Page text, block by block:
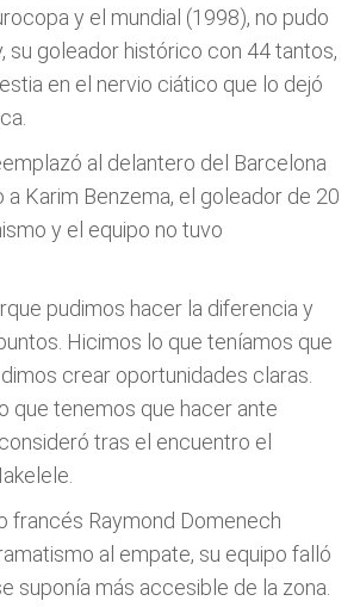
y el mundial (1998), no pudo
su goleador histórico con 44 tantos,
en el nervio ciático que lo dejó
al delantero del Barcelona
a Karim Benzema, el goleador de 20
y el equipo no tuvo
pudimos hacer la diferencia y
Hicimos lo que tení­amos que
crear oportunidades claras.
que tenemos que hacer ante
tras el encuentro el
francés Raymond Domenech
al empate, su equipo falló
suponí­a más accesible de la zona.